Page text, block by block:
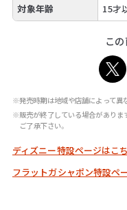
対象年齢
15才
こ
※発売時期は地域や店舗によって異
※販売が終了している場合がありま
ご了承下さい。
ディズニー特設ページはこ
フラットガシャポン特設ペ